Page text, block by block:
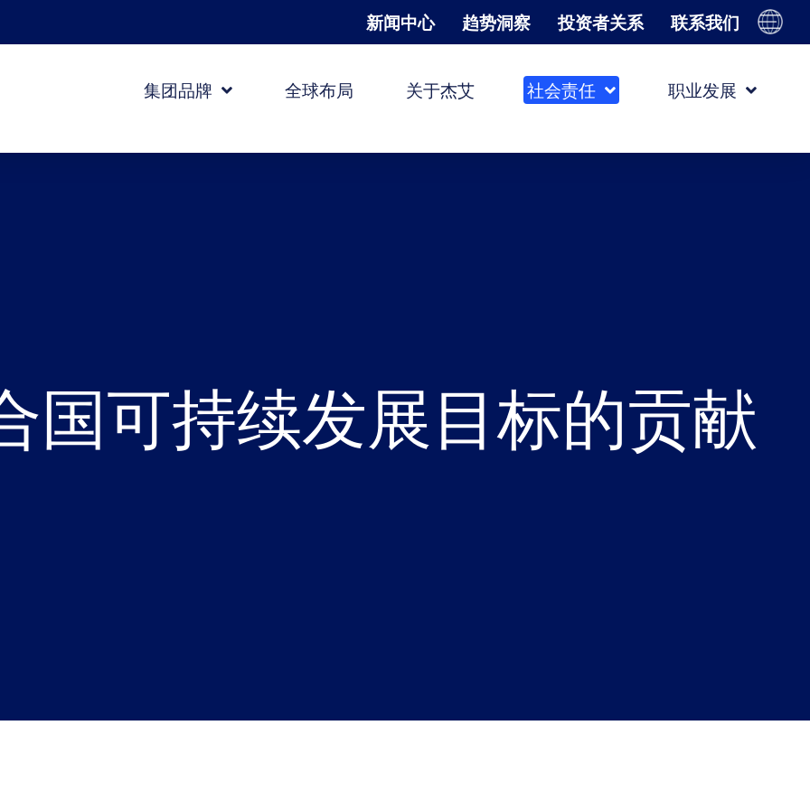
新闻中心 趋势洞察 投资者关系 联系我们
集团品牌 全球布局 关于杰艾 社会责任 职业发展
国可持续发展目标的贡献